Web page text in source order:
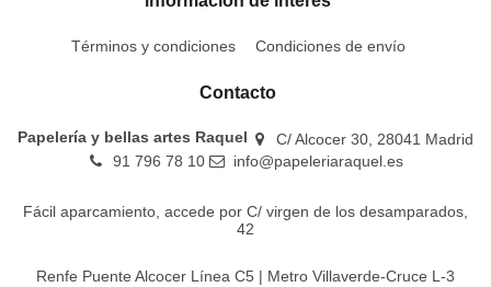
Términos y condiciones Condiciones de envío
Contacto
Papelería y bellas artes Raquel
C/ Alcocer 30, 28041 Madrid
91 796 78 10
info@papeleriaraquel.es
Fácil aparcamiento, accede por C/ virgen de los desamparados,
42
Renfe Puente Alcocer Línea C5 | Metro Villaverde-Cruce L-3